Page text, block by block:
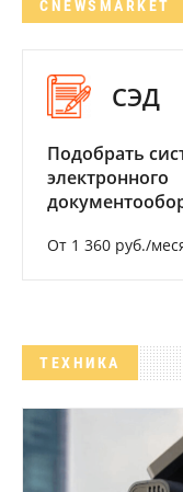
CNEWSMARKET
СЭД
Подобрать
электронного
От 1 360 руб./
ТЕХНИКА